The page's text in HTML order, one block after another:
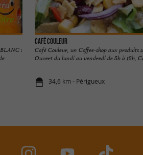
:
Café Couleur
Café Couleur, un Coffee-shop aux produits
Ouvert du lundi au vendredi de 8h à 18h,
34,6 km - Périgueux